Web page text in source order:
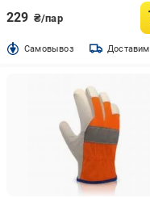
229 ₴/пар
Cамовывоз Доставим